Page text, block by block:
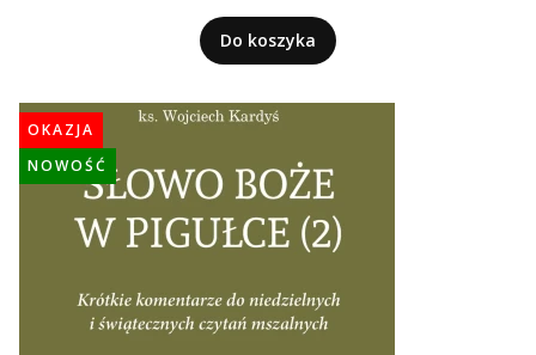
Do koszyka
OKAZJA
NOWOŚĆ